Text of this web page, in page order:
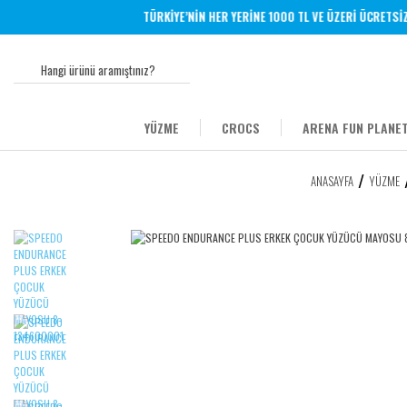
TÜRKİYE’NİN HER YERİNE 1000 TL VE ÜZERİ ÜCRETSİZ
YÜZME CROCS ARENA FUN
ANASAYFA YÜZME